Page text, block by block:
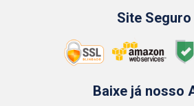
Site Seguro
Baixe já nosso